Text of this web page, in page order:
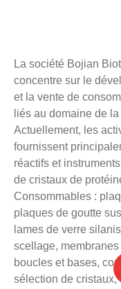
La société Bojian
concentre sur le
et la vente de
liés au domaine de
Actuellement, les
fournissent
réactifs et
de cristaux de
Consommables :
plaques de goutte
lames de verre
scellage,
boucles et bases,
sélection de cristaux,